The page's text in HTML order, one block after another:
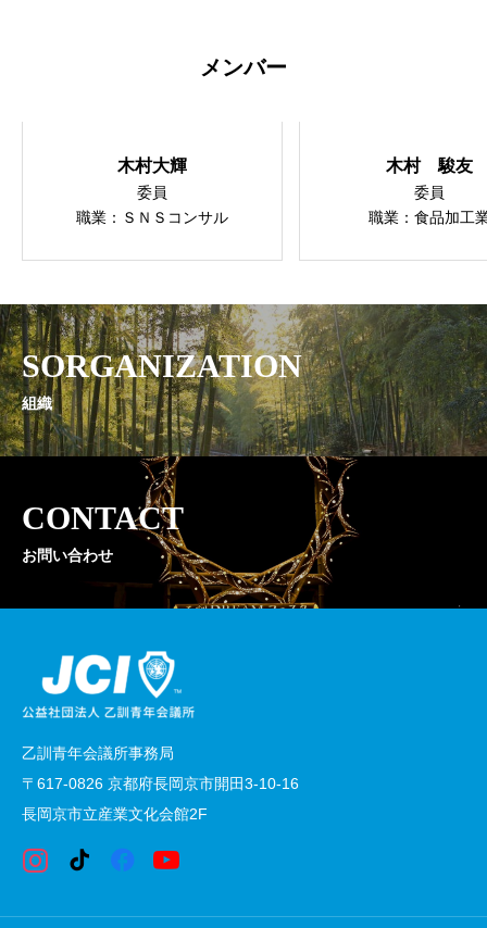
メンバー
木村大輝
委員
職業：ＳＮＳコンサル
木村 駿友
委員
職業：食品加工
SORGANIZATION
組織
CONTACT
お問い合わせ
乙訓青年会議所事務局
〒617-0826 京都府長岡京市開田3-10-16
長岡京市立産業文化会館2F